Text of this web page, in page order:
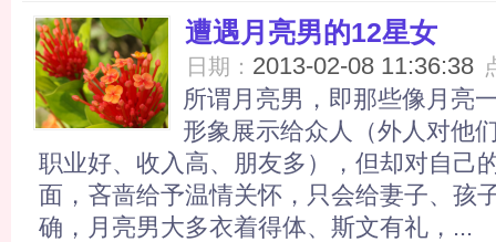
遭遇月亮男的12星女
日期： 2013-02-08 11:36:38
所谓月亮男，即那些像月亮
形象展示给众人（外人对他
职业好、收入高、朋友多），但却对自己
面，吝啬给予温情关怀，只会给妻子、孩
确，月亮男大多衣着得体、斯文有礼，...